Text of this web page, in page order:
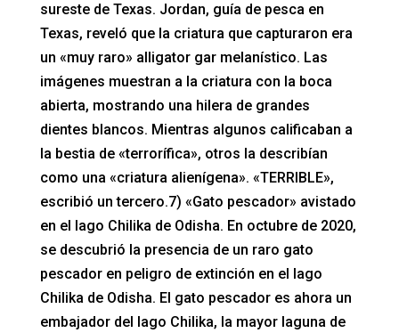
sureste de Texas. Jordan, guía de pesca en
Texas, reveló que la criatura que capturaron era
un «muy raro» alligator gar melanístico. Las
imágenes muestran a la criatura con la boca
abierta, mostrando una hilera de grandes
dientes blancos. Mientras algunos calificaban a
la bestia de «terrorífica», otros la describían
como una «criatura alienígena». «TERRIBLE»,
escribió un tercero.7) «Gato pescador» avistado
en el lago Chilika de Odisha. En octubre de 2020,
se descubrió la presencia de un raro gato
pescador en peligro de extinción en el lago
Chilika de Odisha. El gato pescador es ahora un
embajador del lago Chilika, la mayor laguna de